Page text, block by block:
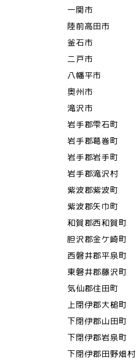
一関市
陸前高田市
釜石市
二戸市
八幡平市
奥州市
滝沢市
岩手郡雫石町
岩手郡葛巻町
岩手郡岩手町
岩手郡滝沢村
紫波郡紫波町
紫波郡矢巾町
和賀郡西和賀町
胆沢郡金ケ崎町
西磐井郡平泉町
東磐井郡藤沢町
気仙郡住田町
上閉伊郡大槌町
下閉伊郡山田町
下閉伊郡岩泉町
下閉伊郡田野畑村